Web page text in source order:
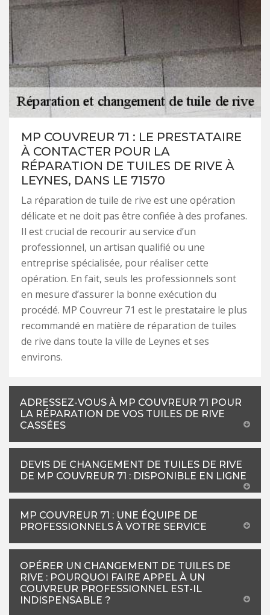
MP COUVREUR 71 : LE PRESTATAIRE
À CONTACTER POUR LA
RÉPARATION DE TUILES DE RIVE À
LEYNES, DANS LE 71570
La réparation de tuile de rive est une opération
délicate et ne doit pas être confiée à des profanes.
Il est crucial de recourir au service d’un
professionnel, un artisan qualifié ou une
entreprise spécialisée, pour réaliser cette
opération. En fait, seuls les professionnels sont
en mesure d’assurer la bonne exécution du
procédé. MP Couvreur 71 est le prestataire le plus
recommandé en matière de réparation de tuiles
de rive dans toute la ville de Leynes et ses
environs.
ADRESSEZ-VOUS À MP COUVREUR 71 POUR
LA RÉPARATION DE VOS TUILES DE RIVE
CASSÉES
DEVIS DE CHANGEMENT DE TUILES DE RIVE
DE MP COUVREUR 71 : DISPONIBLE EN LIGNE
MP COUVREUR 71 : UNE ÉQUIPE DE
PROFESSIONNELS À VOTRE SERVICE
OPÉRER UN CHANGEMENT DE TUILES DE
RIVE : POURQUOI FAIRE APPEL À UN
COUVREUR PROFESSIONNEL EST-IL
INDISPENSABLE ?